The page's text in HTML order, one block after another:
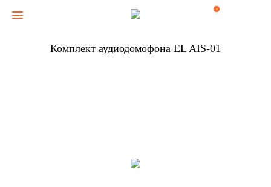
0
Комплект аудиодомофона EL AIS-01